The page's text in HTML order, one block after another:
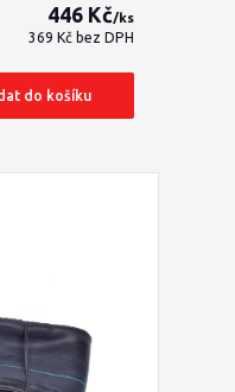
446 Kč/ks
369 Kč bez DPH
do košíku